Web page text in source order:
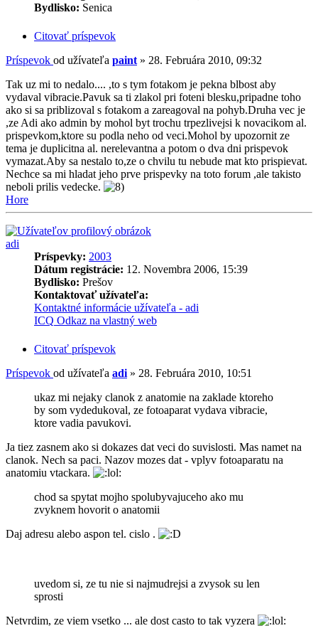
Bydlisko: Senica
Citovať príspevok
Príspevok od užívateľa paint » 28. Februára 2010, 09:32
Tak uz mi to nedalo.... ,to s tym fotakom je pekna blbost aby
vydaval vibracie.Pavuk sa ti zlakol pri foteni blesku,pripadne toho
ako si sa priblizoval s fotakom a zareagoval na pohyb.Druha vec je
,ze Adi ako admin by mohol byt trochu trpezlivejsi k novacikom al.
prispevkom,ktore su podla neho od veci.Mohol by upozornit ze
tema je duplicitna al. nerelevantna a potom o dva dni prispevok
vymazat.Aby sa nestalo to,ze o chvilu tu nebude mat kto prispievat.
Nechce sa mi hladat jeho prve prispevky na toto forum ,ale takisto
neboli prilis vedecke.
Hore
adi
Príspevky: 2003
Dátum registrácie: 12. Novembra 2006, 15:39
Bydlisko: Prešov
Kontaktovať užívateľa:
Kontaktné informácie užívateľa - adi
ICQ Odkaz na vlastný web
Citovať príspevok
Príspevok od užívateľa adi » 28. Februára 2010, 10:51
ukaz mi nejaky clanok z anatomie na zaklade ktoreho
by som vydedukoval, ze fotoaparat vydava vibracie,
ktore vadia pavukovi.
Ja tiez zasnem ako si dokazes dat veci do suvislosti. Mas namet na
clanok. Nech sa paci. Nazov mozes dat - vplyv fotoaparatu na
anatomiu vtackara.
chod sa spytat mojho spolubyvajuceho ako mu
zvyknem hovorit o anatomii
Daj adresu alebo aspon tel. cislo .
uvedom si, ze tu nie si najmudrejsi a zvysok su len
sprosti
Netvrdim, ze viem vsetko ... ale dost casto to tak vyzera